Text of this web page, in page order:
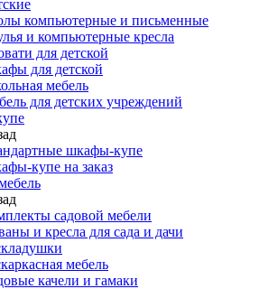
компьютерные и письменные
и компьютерные кресла
для детской
для детской
мебель
для детских учреждений
шкафы-купе
купе на заказ
садовой мебели
и кресла для сада и дачи
мебель
качели и гамаки